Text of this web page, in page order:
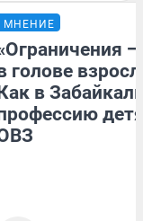
МНЕНИЕ
голове
в